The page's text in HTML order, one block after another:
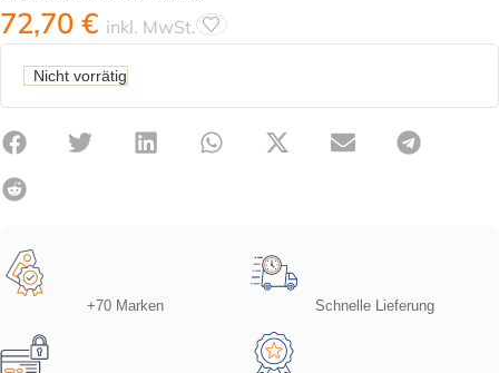
72,70 € inkl. MwSt.
Nicht vorrätig
+70 Marken Schnelle Lieferung